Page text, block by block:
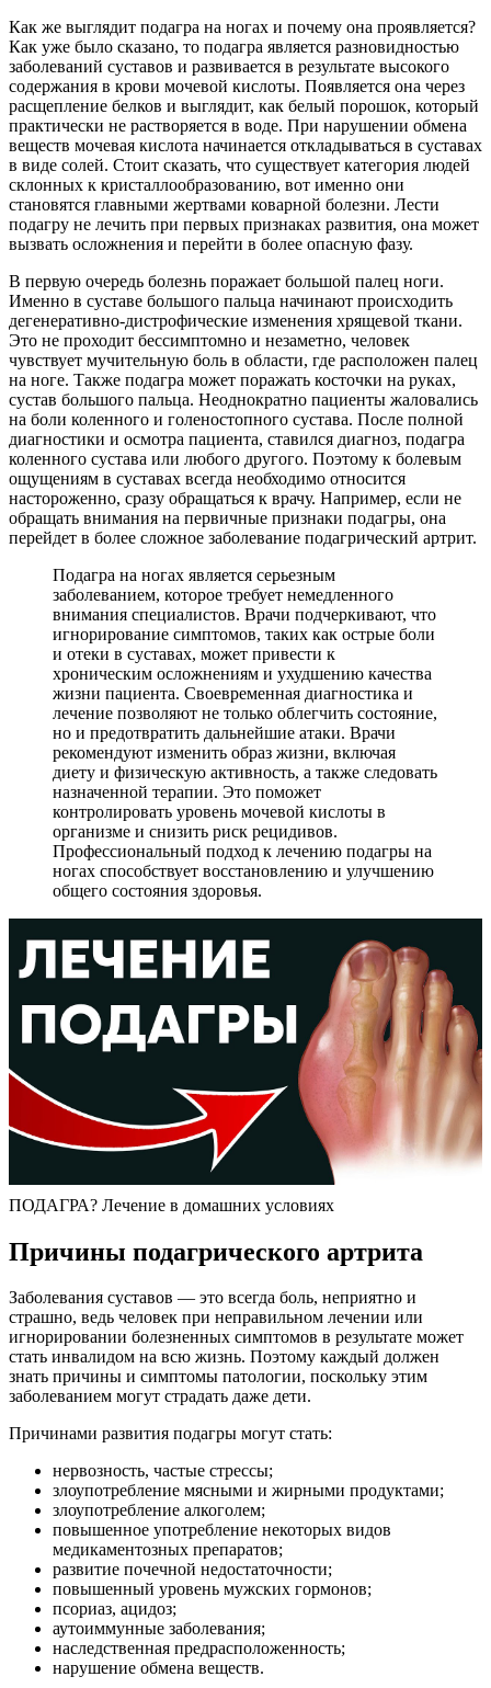
Как же выглядит подагра на ногах и почему она проявляется?
Как уже было сказано, то подагра является разновидностью
заболеваний суставов и развивается в результате высокого
содержания в крови мочевой кислоты. Появляется она через
расщепление белков и выглядит, как белый порошок, который
практически не растворяется в воде. При нарушении обмена
веществ мочевая кислота начинается откладываться в суставах
в виде солей. Стоит сказать, что существует категория людей
склонных к кристаллообразованию, вот именно они
становятся главными жертвами коварной болезни. Лести
подагру не лечить при первых признаках развития, она может
вызвать осложнения и перейти в более опасную фазу.
В первую очередь болезнь поражает большой палец ноги.
Именно в суставе большого пальца начинают происходить
дегенеративно-дистрофические изменения хрящевой ткани.
Это не проходит бессимптомно и незаметно, человек
чувствует мучительную боль в области, где расположен палец
на ноге. Также подагра может поражать косточки на руках,
сустав большого пальца. Неоднократно пациенты жаловались
на боли коленного и голеностопного сустава. После полной
диагностики и осмотра пациента, ставился диагноз, подагра
коленного сустава или любого другого. Поэтому к болевым
ощущениям в суставах всегда необходимо относится
настороженно, сразу обращаться к врачу. Например, если не
обращать внимания на первичные признаки подагры, она
перейдет в более сложное заболевание подагрический артрит.
Подагра на ногах является серьезным
заболеванием, которое требует немедленного
внимания специалистов. Врачи подчеркивают, что
игнорирование симптомов, таких как острые боли
и отеки в суставах, может привести к
хроническим осложнениям и ухудшению качества
жизни пациента. Своевременная диагностика и
лечение позволяют не только облегчить состояние,
но и предотвратить дальнейшие атаки. Врачи
рекомендуют изменить образ жизни, включая
диету и физическую активность, а также следовать
назначенной терапии. Это поможет
контролировать уровень мочевой кислоты в
организме и снизить риск рецидивов.
Профессиональный подход к лечению подагры на
ногах способствует восстановлению и улучшению
общего состояния здоровья.
ПОДАГРА? Лечение в домашних условиях
Причины подагрического артрита
Заболевания суставов — это всегда боль, неприятно и
страшно, ведь человек при неправильном лечении или
игнорировании болезненных симптомов в результате может
стать инвалидом на всю жизнь. Поэтому каждый должен
знать причины и симптомы патологии, поскольку этим
заболеванием могут страдать даже дети.
Причинами развития подагры могут стать:
нервозность, частые стрессы;
злоупотребление мясными и жирными продуктами;
злоупотребление алкоголем;
повышенное употребление некоторых видов
медикаментозных препаратов;
развитие почечной недостаточности;
повышенный уровень мужских гормонов;
псориаз, ацидоз;
аутоиммунные заболевания;
наследственная предрасположенность;
нарушение обмена веществ.